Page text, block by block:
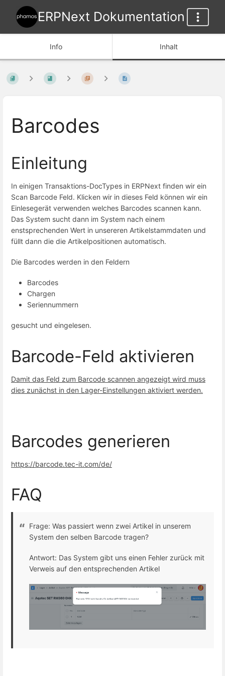
ERPNext Dokumentation
Info Inhalt
Barcodes
Einleitung
In einigen Transaktions-DocTypes in ERPNext finden wir ein
Scan Barcode Feld. Klicken wir in dieses Feld können wir ein
Einlesegerät verwenden welches Barcodes scannen kann.
Das System sucht dann im System nach einem
enstsprechenden Wert in unsereren Artikelstammdaten und
füllt dann die die Artikelpositionen automatisch.
Die Barcodes werden in den Feldern
Barcodes
Chargen
Seriennummern
gesucht und eingelesen.
Barcode-Feld aktivieren
Damit das Feld zum Barcode scannen angezeigt wird muss
dies zunächst in den Lager-Einstellungen aktiviert werden.
Barcodes generieren
https://barcode.tec-it.com/de/
FAQ
Frage: Was passiert wenn zwei Artikel in unserem
System den selben Barcode tragen?
Antwort: Das System gibt uns einen Fehler zurück mit
Verweis auf den entsprechenden Artikel